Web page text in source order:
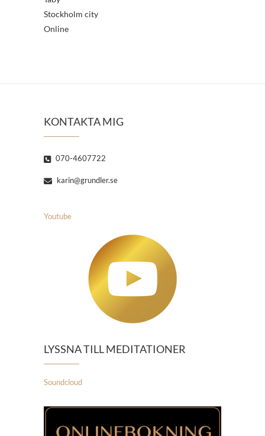
Stockholm city
Online
KONTAKTA MIG
070-4607722
karin@grundler.se
Youtube
LYSSNA TILL MEDITATIONER
Soundcloud